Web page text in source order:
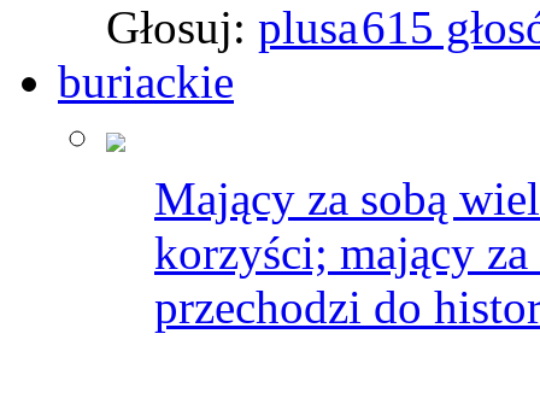
Głosuj:
615
buriackie
Mający za sobą
korzyści; mający
przechodzi do